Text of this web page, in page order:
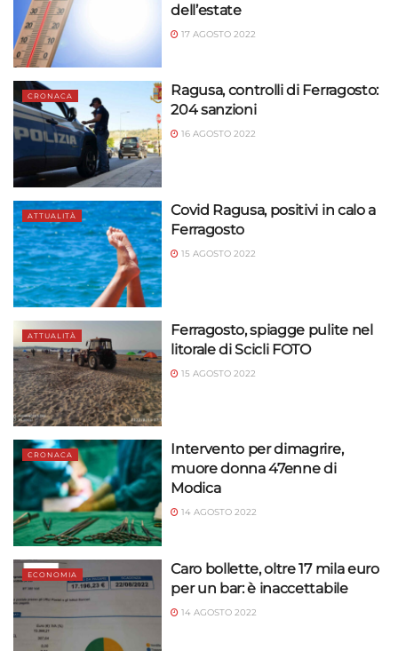
dell’estate
17 AGOSTO 2022
CRONACA
Ragusa, controlli di Ferragosto:
204 sanzioni
16 AGOSTO 2022
ATTUALITÀ
Covid Ragusa, positivi in calo a
Ferragosto
15 AGOSTO 2022
ATTUALITÀ
Ferragosto, spiagge pulite nel
litorale di Scicli FOTO
15 AGOSTO 2022
CRONACA
Intervento per dimagrire,
muore donna 47enne di
Modica
14 AGOSTO 2022
ECONOMIA
Caro bollette, oltre 17 mila euro
per un bar: è inaccettabile
14 AGOSTO 2022